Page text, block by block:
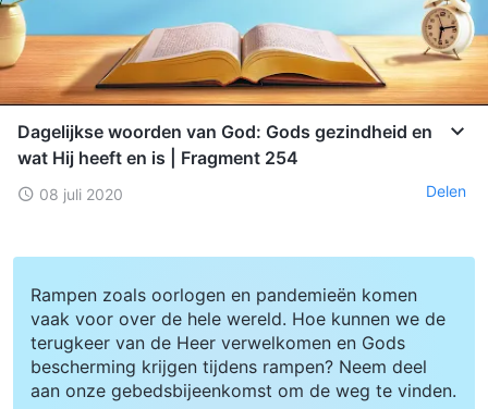
Dagelijkse woorden van God: Gods gezindheid en
wat Hij heeft en is | Fragment 254
08 juli 2020 Delen
Rampen zoals oorlogen en pandemieën komen
vaak voor over de hele wereld. Hoe kunnen we de
terugkeer van de Heer verwelkomen en Gods
bescherming krijgen tijdens rampen? Neem deel
aan onze gebedsbijeenkomst om de weg te vinden.